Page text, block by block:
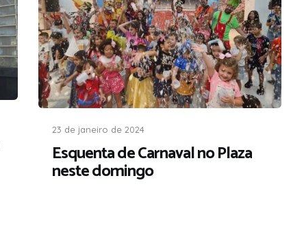
23 de janeiro de 2024
Esquenta de Carnaval no Plaza
neste domingo